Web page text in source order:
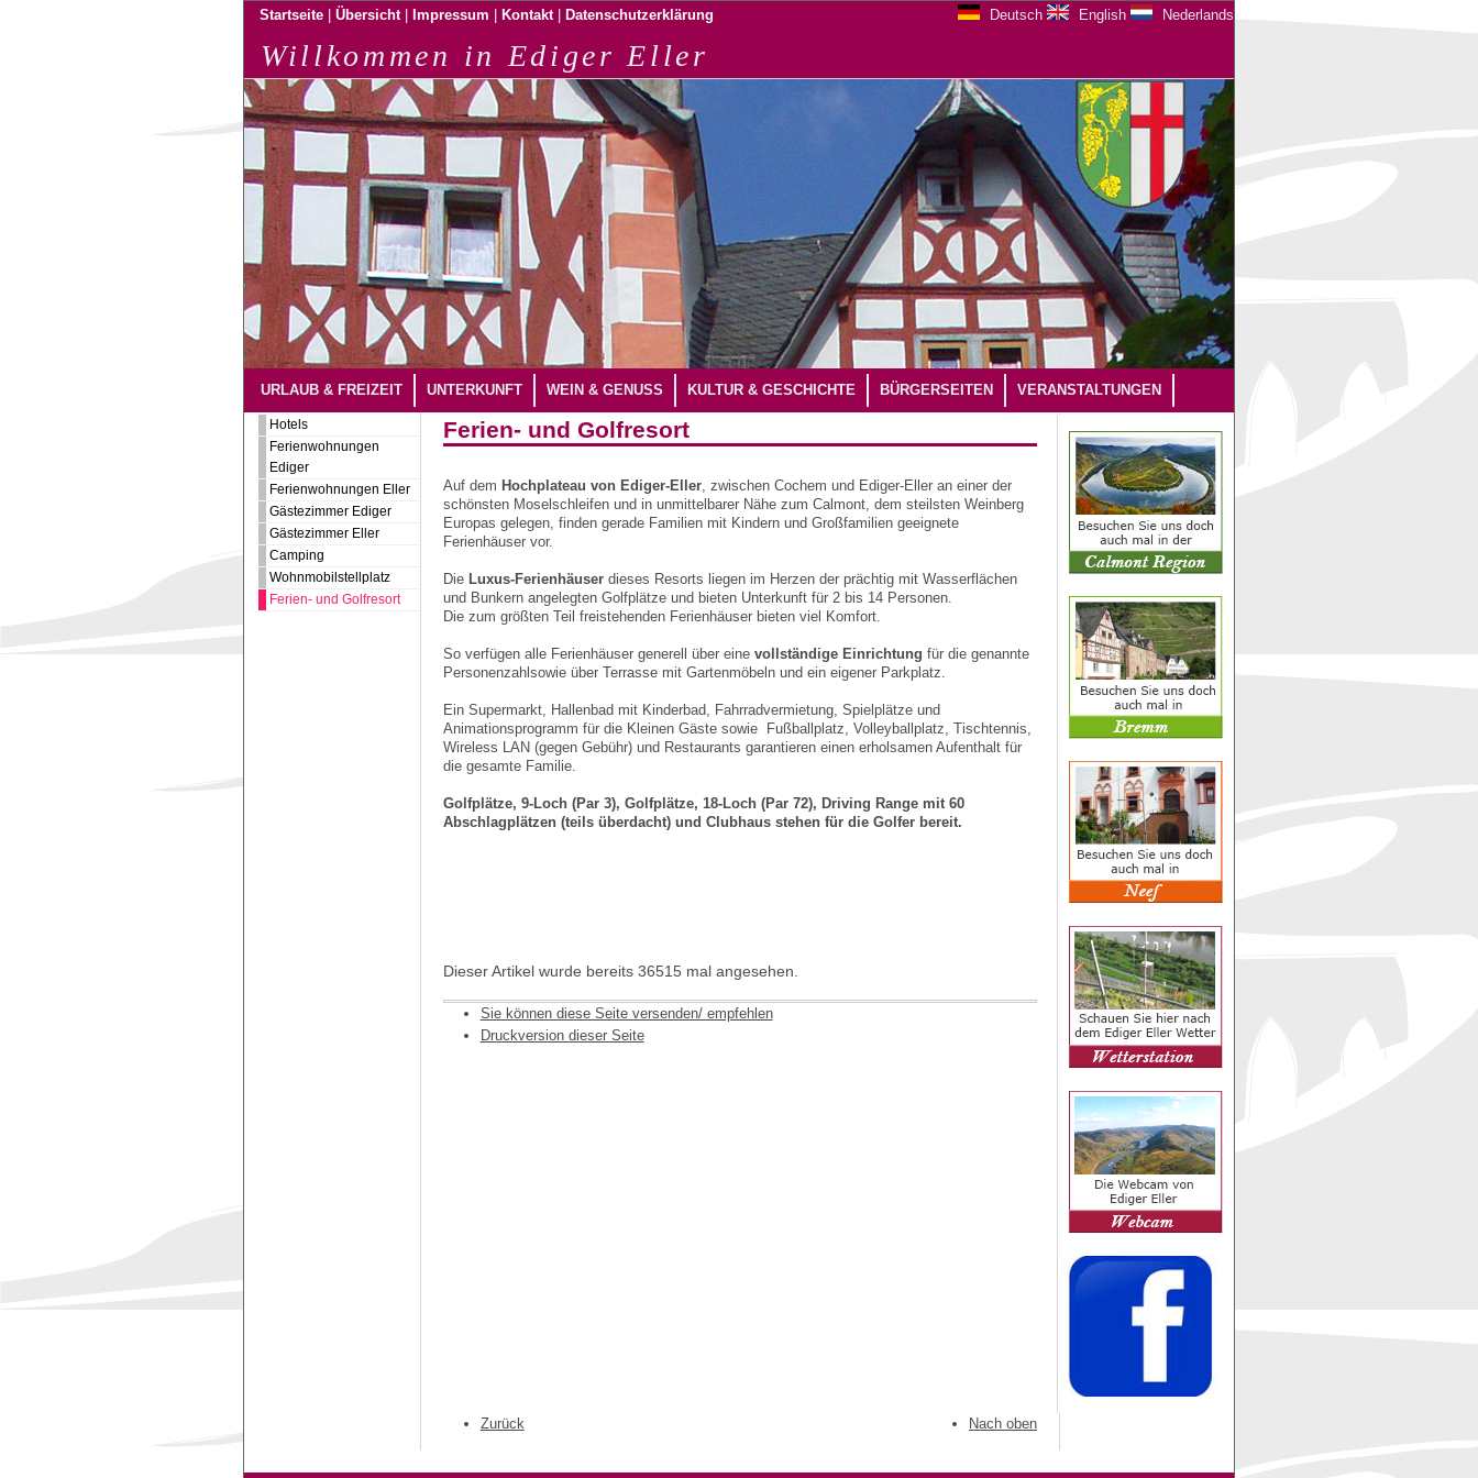
Deutsch English Nederlands
Startseite Übersicht Impressum Kontakt Datenschutzerklärung
Willkommen in Ediger Eller
URLAUB & FREIZEIT UNTERKUNFT WEIN & GENUSS KULTUR & GESCHICHTE BÜRGERSEITEN VERANSTALTUNGEN
Hotels
Ferienwohnungen
Ediger
Ferienwohnungen Eller
Gästezimmer Ediger
Gästezimmer Eller
Camping
Wohnmobilstellplatz
Ferien- und Golfresort
Ferien- und Golfresort
Auf dem Hochplateau von Ediger-Eller, zwischen Cochem und Ediger-Eller an einer der
schönsten Moselschleifen und in unmittelbarer Nähe zum Calmont, dem steilsten Weinberg
Europas gelegen, finden gerade Familien mit Kindern und Großfamilien geeignete
Ferienhäuser vor.
Die Luxus-Ferienhäuser dieses Resorts liegen im Herzen der prächtig mit Wasserflächen
und Bunkern angelegten Golfplätze und bieten Unterkunft für 2 bis 14 Personen.
Die zum größten Teil freistehenden Ferienhäuser bieten viel Komfort.
So verfügen alle Ferienhäuser generell über eine vollständige Einrichtung für die genannte
Personenzahlsowie über Terrasse mit Gartenmöbeln und ein eigener Parkplatz.
Ein Supermarkt, Hallenbad mit Kinderbad, Fahrradvermietung, Spielplätze und
Animationsprogramm für die Kleinen Gäste sowie Fußballplatz, Volleyballplatz, Tischtennis,
Wireless LAN (gegen Gebühr) und Restaurants garantieren einen erholsamen Aufenthalt für
die gesamte Familie.
Golfplätze, 9-Loch (Par 3), Golfplätze, 18-Loch (Par 72), Driving Range mit 60
Abschlagplätzen (teils überdacht) und Clubhaus stehen für die Golfer bereit.
Dieser Artikel wurde bereits 36515 mal angesehen.
Sie können diese Seite versenden/ empfehlen
Druckversion dieser Seite
Zurück Nach oben